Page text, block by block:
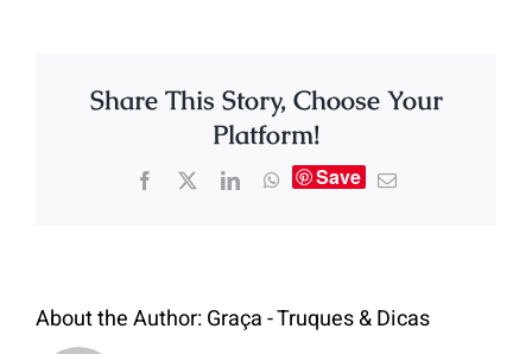
Share This Story, Choose Your
Platform!
Save
About the Author:Graça - Truques & Dicas